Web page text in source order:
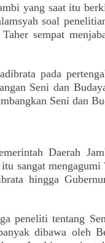
yang saat itu
soal
sempat
pada
Seni dan
Seni dan
Daerah
itu sangat mengagumi
hingga
peneliti tentang
dibawa oleh